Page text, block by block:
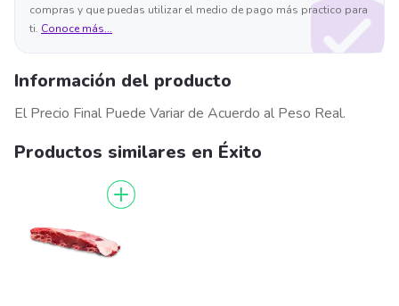
compras y que puedas utilizar el medio de pago más practico para
ti. Conoce más...
Información del producto
El Precio Final Puede Variar de Acuerdo al Peso Real.
Productos similares en Éxito